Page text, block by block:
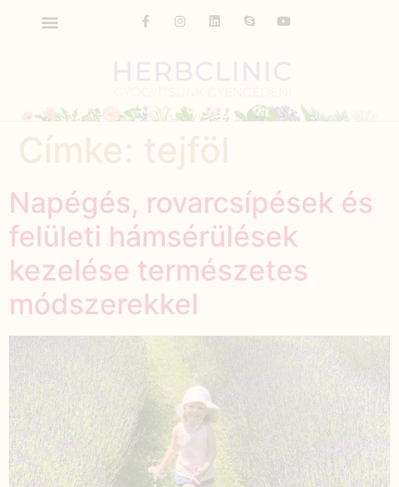
Napégés, rovarcsípések és
felületi hámsérülések
kezelése természetes
módszerekkel